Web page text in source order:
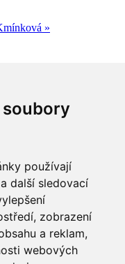
soubory
používají
další sledovací
zobrazení
a reklam,
webových
»
p. o.